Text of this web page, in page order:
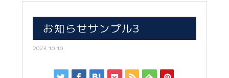
お知らせサンプル3
2023.10.10